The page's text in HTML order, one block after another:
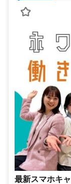
最新スマホキ